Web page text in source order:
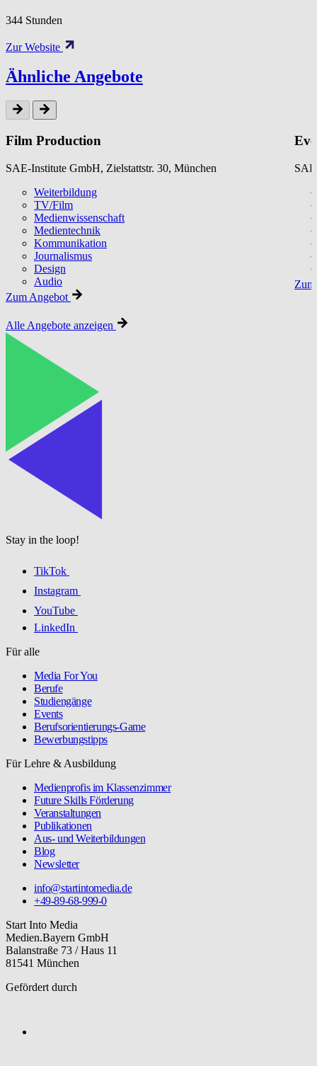
344 Stunden
Zur Website
Ähnliche Angebote
Film Production
SAE-Institute GmbH, Zielstattstr. 30, München
Weiterbildung
TV/Film
Medienwissenschaft
Medientechnik
Kommunikation
Journalismus
Design
Audio
Zum Angebot
Alle Angebote anzeigen
Stay in the loop!
TikTok
Instagram
YouTube
LinkedIn
Für alle
Media For You
Berufe
Studiengänge
Events
Berufsorientierungs-Game
Bewerbungstipps
Für Lehre & Ausbildung
Medienprofis im Klassenzimmer
Future Skills Förderung
Veranstaltungen
Publikationen
Aus- und Weiterbildungen
Blog
Newsletter
info@startintomedia.de
+49-89-68-999-0
Start Into Media
Medien.Bayern GmbH
Balanstraße 73 / Haus 11
81541 München
Gefördert durch